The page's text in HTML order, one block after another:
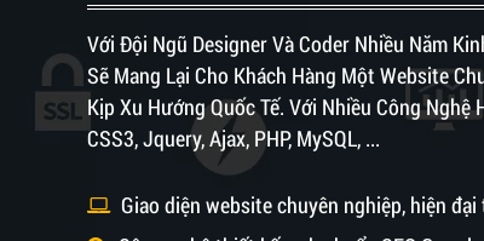
Với Đội Ngũ Designer Và Coder Nhiều Năm
Sẽ Mang Lại Cho Khách Hàng Một Website
Kịp Xu Hướng Quốc Tế. Với Nhiều Công Nghệ
CSS3, Jquery, Ajax, PHP, MySQL, ...
Giao diện website chuyên nghiệp, hiện